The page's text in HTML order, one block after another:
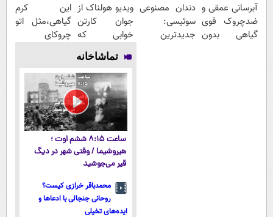
آبرسانی عمقی و
ضدچروک قوی
گیاهی بدون
دندان مصنوعی
سوئیسی:
جدیدترین
ویدیو هولناک از
جوان کارتن
خوابی که
میلیاردر شد.
آموزش رایگان
این کرم
گیاهی،مثل اتو
چروکای
تماشاخانه
ساعت ۸:۱۵ ششم اوت ؛
هیروشیما / وقتی شهر در دیگ
قیر می‌جوشید
محمدباقر خرازی کیست؟
روحانی جنجالی با ادعاها و
ایده‌های تخیلی